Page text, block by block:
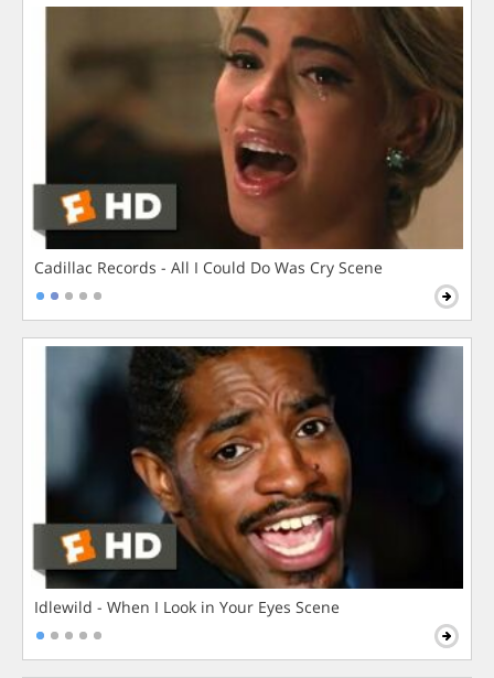
Cadillac Records - All I Could Do Was Cry Scene
Idlewild - When I Look in Your Eyes Scene